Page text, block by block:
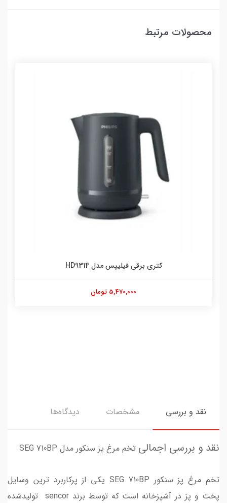
محصولات مرتبط
کتری برقی فیلیپس مدل HD9314
5,470,000 تومان
نقد و بررسی مشخصات دیدگاه‌ها
نقد و بررسی اجمالی تخم مرغ پز سنکور مدل SEG 710BP
تخم مرغ پز سنکور SEG 710BP یکی از پرکاربرد ترین وسایل
پخت و پز در آشپزخانه است که توسط برند sencor تولیدشده